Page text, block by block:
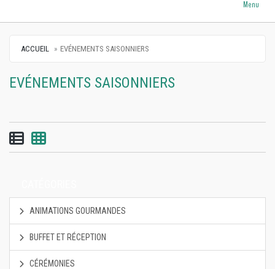
Menu
ACCUEIL EVÉNEMENTS SAISONNIERS
EVÉNEMENTS SAISONNIERS
Vue par liste
Vue par grille
ANIMATIONS GOURMANDES
BUFFET ET RÉCEPTION
CÉRÉMONIES